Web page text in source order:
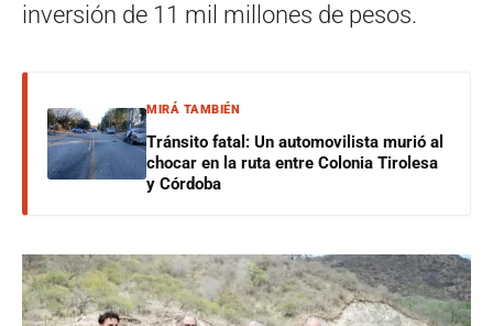
inversión de 11 mil millones de pesos.
MIRÁ TAMBIÉN
Tránsito fatal: Un automovilista murió al
chocar en la ruta entre Colonia Tirolesa
y Córdoba